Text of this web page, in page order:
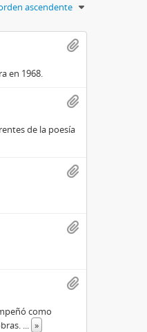
ascendente
en 1968.
de la poesía
como
... »